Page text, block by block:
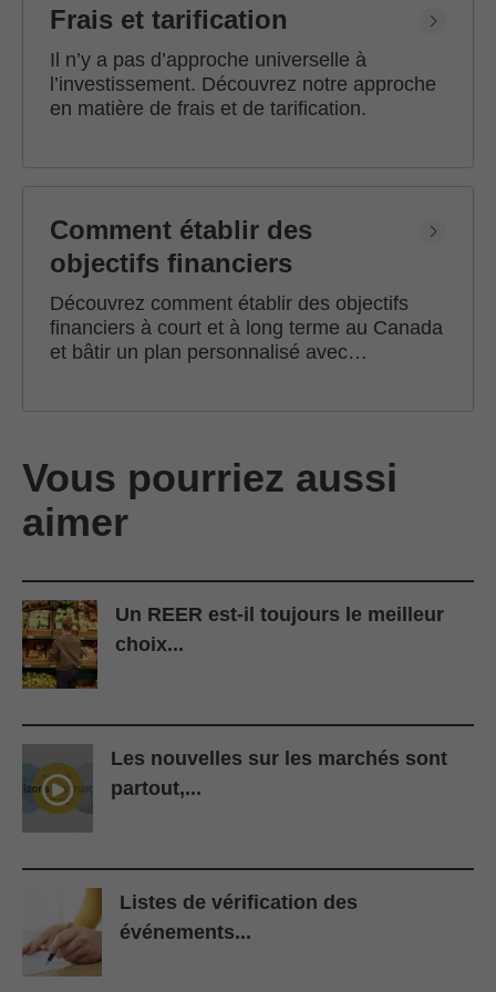
Frais et tarification
Il n’y a pas d’approche universelle à
l’investissement. Découvrez notre approche
en matière de frais et de tarification.
Comment établir des
objectifs financiers
Découvrez comment établir des objectifs
financiers à court et à long terme au Canada
et bâtir un plan personnalisé avec
Vous pourriez aussi
aimer
Un REER est-il toujours le meilleur
choix...
Les nouvelles sur les marchés sont
partout,...
Listes de vérification des
événements...